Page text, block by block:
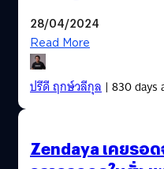
28/04/2024
Read More
ปรีดี ฤกษ์วลีกุล| 830 days
Zendaya เคยรอ